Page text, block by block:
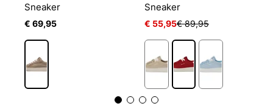
Sneaker
€ 69,95
Sneaker
€ 55,95€ 89,95